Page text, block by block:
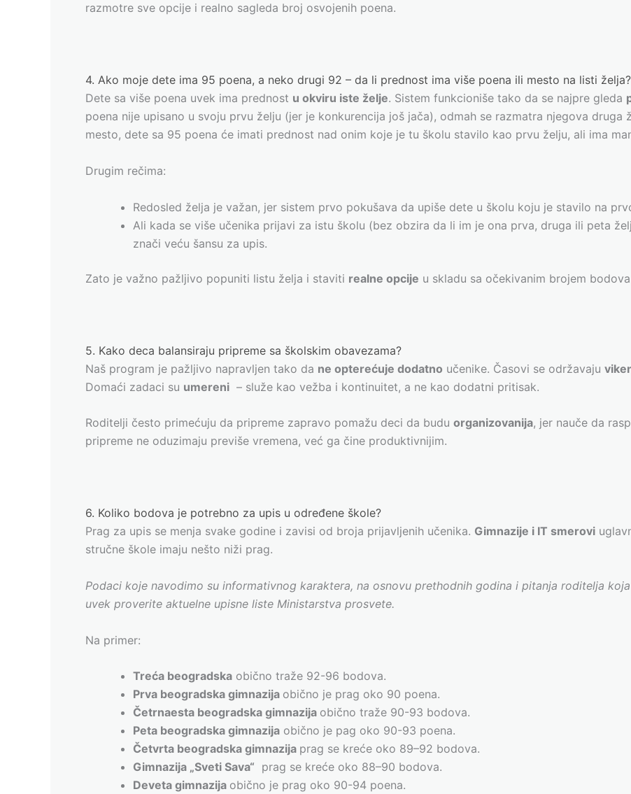
razmotre sve opcije i realno sagleda broj osvojenih poena.
4. Ako moje dete ima 95 poena, a neko drugi 92 – da li prednost ima više poena ili mesto na listi želja?
Dete sa više poena uvek ima prednost u okviru iste želje. Sistem funkcioniše tako da se najpre gleda
poena nije upisano u svoju prvu želju (jer je konkurencija još jača), odmah se razmatra njegova
mesto, dete sa 95 poena će imati prednost nad onim koje je tu školu stavilo kao prvu želju, ali ima
Drugim rečima:
Redosled želja je važan, jer sistem prvo pokušava da upiše dete u školu koju je stavilo na
Ali kada se više učenika prijavi za istu školu (bez obzira da li im je ona prva, druga ili peta
znači veću šansu za upis.
Zato je važno pažljivo popuniti listu želja i staviti realne opcije u skladu sa očekivanim brojem
5. Kako deca balansiraju pripreme sa školskim obavezama?
Naš program je pažljivo napravljen tako da ne opterećuje dodatno učenike. Časovi se održavaju
Domaći zadaci su umereni – služe kao vežba i kontinuitet, a ne kao dodatni pritisak.
Roditelji često primećuju da pripreme zapravo pomažu deci da budu organizovanija, jer nauče da
pripreme ne oduzimaju previše vremena, već ga čine produktivnijim.
6. Koliko bodova je potrebno za upis u određene škole?
Prag za upis se menja svake godine i zavisi od broja prijavljenih učenika. Gimnazije i IT smerovi
stručne škole imaju nešto niži prag.
Podaci koje navodimo su informativnog karaktera, na osnovu prethodnih godina i pitanja roditelja
uvek proverite aktuelne upisne liste Ministarstva prosvete.
Na primer:
Treća beogradska obično traže 92-96 bodova.
Prva beogradska gimnazija obično je prag oko 90 poena.
Četrnaesta beogradska gimnazija obično traže 90-93 bodova.
Peta beogradska gimnazija obično je pag oko 90-93 poena.
Četvrta beogradska gimnazija prag se kreće oko 89–92 bodova.
Gimnazija „Sveti Sava“ prag se kreće oko 88–90 bodova.
Deveta gimnazija obično je prag oko 90-94 poena.